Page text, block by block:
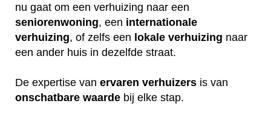
nu gaat om een verhuizing naar een
seniorenwoning, een internationale
verhuizing, of zelfs een lokale verhuizing naar
een ander huis in dezelfde straat.
De expertise van ervaren verhuizers is van
onschatbare waarde bij elke stap.